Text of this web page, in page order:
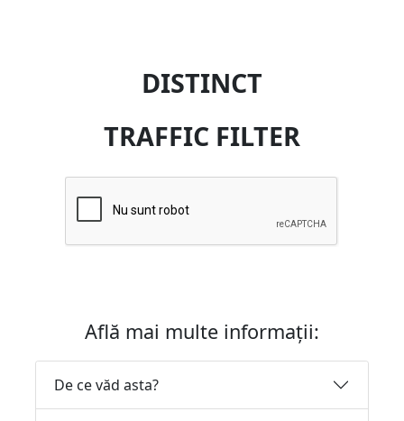
DISTINCT
TRAFFIC FILTER
Află mai multe informații:
De ce văd asta?